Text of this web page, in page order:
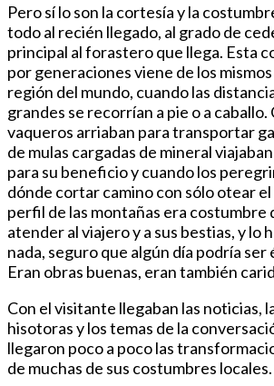
Pero sí lo son la cortesía y la
todo al recién llegado, al grado de
principal al forastero que llega. Esta
por generaciones viene de los
región del mundo, cuando las
grandes se recorrían a pie o a caballo.
vaqueros arriaban para transportar
de mulas cargadas de mineral
para su beneficio y cuando los
dónde cortar camino con sólo otear
perfil de las montañas era costumbre
atender al viajero y a sus bestias, y lo
nada, seguro que algún día podría ser
Eran obras buenas, eran también
Con el visitante llegaban las noticias,
hisotoras y los temas de la
llegaron poco a poco las
de muchas de sus costumbres locales.